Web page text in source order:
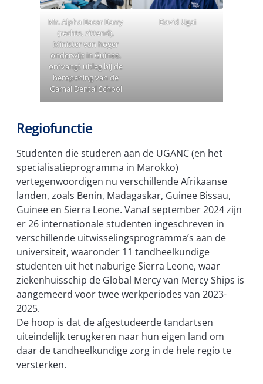
Mr. Alpha Bacar Barry
(rechts, zittend),
Minister van hoger
onderwijs in Guinee,
ontvangt uitleg bij de
heropening van de
Gamal Dental School
David Ugai
Regiofunctie
Studenten die studeren aan de UGANC (en het
specialisatieprogramma in Marokko)
vertegenwoordigen nu verschillende Afrikaanse
landen, zoals Benin, Madagaskar, Guinee Bissau,
Guinee en Sierra Leone. Vanaf september 2024 zijn
er 26 internationale studenten ingeschreven in
verschillende uitwisselingsprogramma’s aan de
universiteit, waaronder 11 tandheelkundige
studenten uit het naburige Sierra Leone, waar
ziekenhuisschip de Global Mercy van Mercy Ships is
aangemeerd voor twee werkperiodes van 2023-
2025.
De hoop is dat de afgestudeerde tandartsen
uiteindelijk terugkeren naar hun eigen land om
daar de tandheelkundige zorg in de hele regio te
versterken.